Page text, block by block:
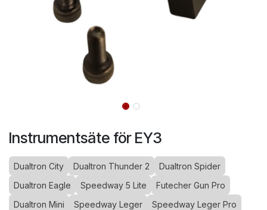
Instrumentsäte för EY3
Dualtron City Dualtron Thunder 2
Dualtron Spider
Dualtron Eagle
Speedway 5 Lite
Futecher Gun Pro
Dualtron Mini
Speedway Leger
Speedway Leger Pro